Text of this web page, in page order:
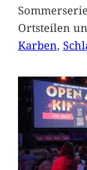
Ortsteilen
Karben,